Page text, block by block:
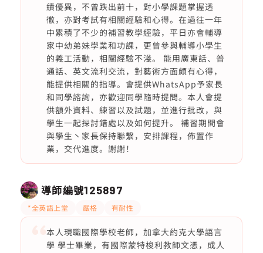
績優異，不曾跌出前十，對小學課題掌握透
徹，亦對考試有相關經驗和心得。在過往一年
中累積了不少的補習教學經驗，平日亦會輔導
家中幼弟妹學業和功課，更曾參與輔導小學生
的義工活動，相關經驗不淺。 能用廣東話、普
通話、英文流利交流，對藝術方面頗有心得，
能提供相關的指導。會提供WhatsApp予家長
和同學諮詢，亦歡迎同學隨時提問。本人會提
供額外資料、練習以及試題，並進行批改，與
學生一起探討錯處以及如何提升。 補習期間會
與學生丶家長保持聯繫，安排課程，佈置作
業，交代進度。謝謝！
導師編號125897
*全英語上堂 嚴格 有耐性
本人現職國際學校老師，加拿大約克大學語言
學 學士畢業，有國際蒙特梭利教師文憑，成人